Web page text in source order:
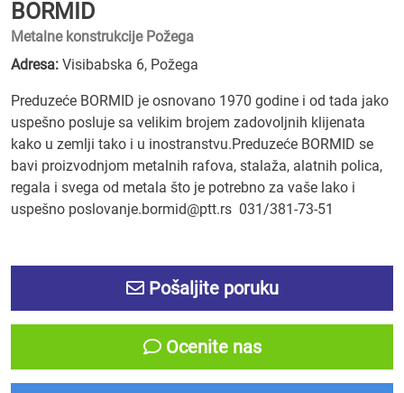
BORMID
Metalne konstrukcije Požega
Adresa: Visibabska 6, Požega
Preduzeće BORMID je osnovano 1970 godine i od tada jako
uspešno posluje sa velikim brojem zadovoljnih klijenata
kako u zemlji tako i u inostranstvu.Preduzeće BORMID se
bavi proizvodnjom metalnih rafova, stalaža, alatnih polica,
regala i svega od metala što je potrebno za vaše lako i
uspešno poslovanje.bormid@ptt.rs 031/381-73-51
Pošaljite poruku
Ocenite nas